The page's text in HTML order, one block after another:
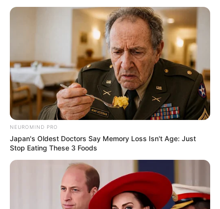
NEUROMIND PRO
Japan's Oldest Doctors Say Memory Loss Isn't Age: Just
Stop Eating These 3 Foods